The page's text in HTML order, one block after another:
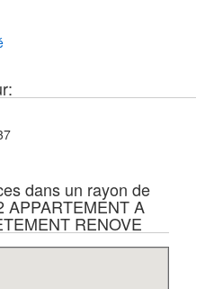
dans un rayon de
APPARTEMENT A
RENOVE